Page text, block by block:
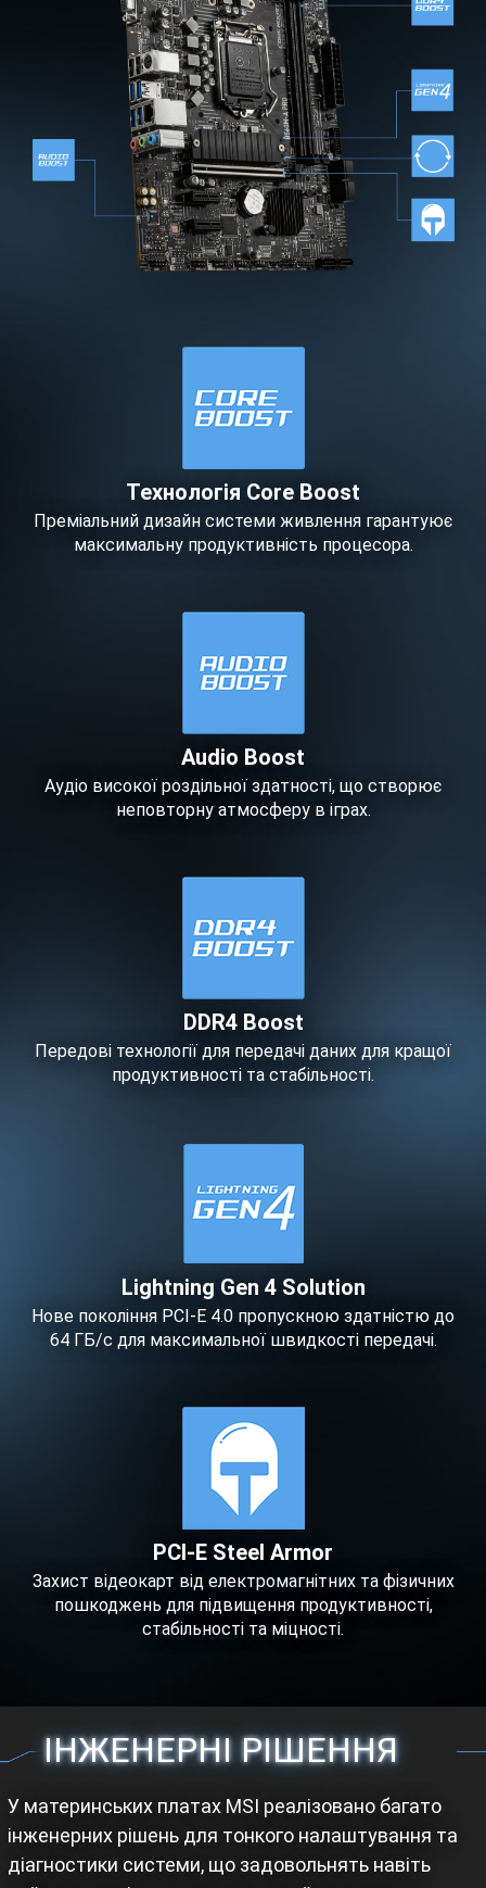
Технологія Core Boost
Преміальний дизайн системи живлення гарантуює
максимальну продуктивність процесора.
Audio Boost
Аудіо високої роздільної здатності, що створює
неповторну атмосферу в іграх.
DDR4 Boost
Передові технології для передачі даних для кращої
продуктивності та стабільності.
Lightning Gen 4 Solution
Нове покоління PCI-E 4.0 пропускною здатністю до
64 ГБ/с для максимальної швидкості передачі.
PCI-E Steel Armor
Захист відеокарт від електромагнітних та фізичних
пошкоджень для підвищення продуктивності,
стабільності та міцності.
ІНЖЕНЕРНІ РІШЕННЯ
У материнських платах MSI реалізовано багато
інженерних рішень для тонкого налаштування та
діагностики системи, що задовольнять навіть